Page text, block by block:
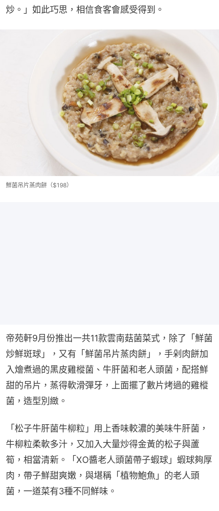
炒。」如此巧思，相信食客會感受得到。
鮮菌吊片蒸肉餅（$198）
帝苑軒9月份推出一共11款雲南菇菌菜式，除了「鮮菌
炒鮮斑球」，又有「鮮菌吊片蒸肉餅」，手剁肉餅加
入燴煮過的黑皮雞樅菌、牛肝菌和老人頭菌，配搭鮮
甜的吊片，蒸得軟滑彈牙，上面擺了數片烤過的雞樅
菌，造型別緻。
「松子牛肝菌牛柳粒」用上香味較濃的美味牛肝菌，
牛柳粒柔軟多汁，又加入大量炒得金黃的松子與蘆
筍，相當清新。「XO醬老人頭菌帶子蝦球」蝦球夠厚
肉，帶子鮮甜爽嫩，與堪稱「植物鮑魚」的老人頭
菌，一道菜有3種不同鮮味。